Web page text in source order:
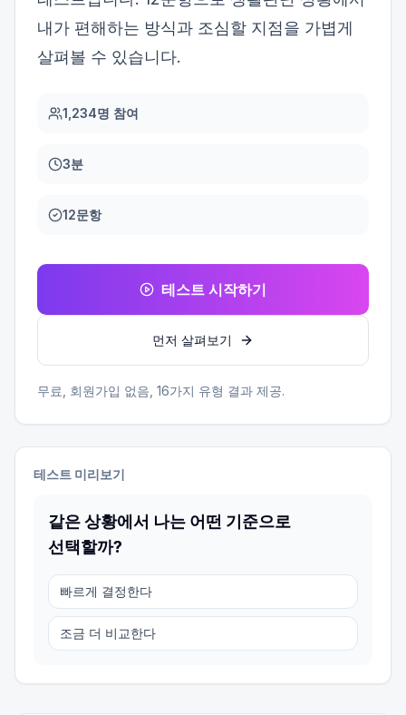
내가 편해하는 방식과 조심할 지점을 가볍게
살펴볼 수 있습니다.
1,234명 참여
3분
12문항
테스트 시작하기
먼저 살펴보기
무료, 회원가입 없음, 16가지 유형 결과 제공.
테스트 미리보기
같은 상황에서 나는 어떤 기준으로
선택할까?
빠르게 결정한다
조금 더 비교한다